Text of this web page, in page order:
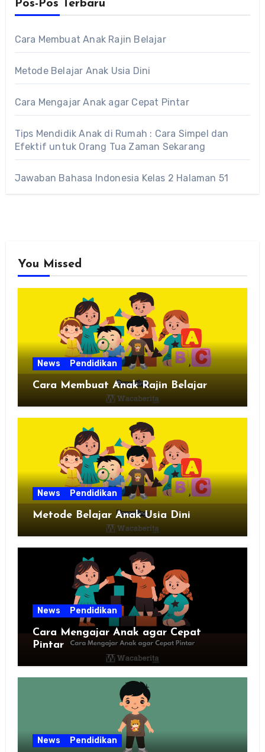
Pos-Pos Terbaru
Cara Membuat Anak Rajin Belajar
Metode Belajar Anak Usia Dini
Cara Mengajar Anak agar Cepat Pintar
Tips Mendidik Anak di Rumah : Cara Simpel dan
Efektif untuk Orang Tua Zaman Sekarang
Jawaban Bahasa Indonesia Kelas 2 Halaman 51
You Missed
News Pendidikan
Cara Membuat Anak Rajin Belajar
News Pendidikan
Metode Belajar Anak Usia Dini
News Pendidikan
Cara Mengajar Anak agar Cepat
Pintar
News Pendidikan